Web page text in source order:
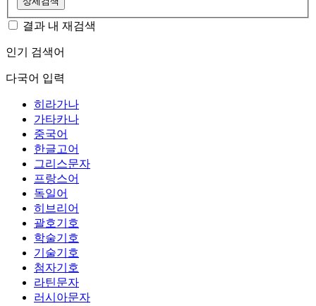
결과 내 재검색
인기 검색어
다국어 입력
히라가나
가타카나
중국어
한글고어
그리스문자
프랑스어
독일어
히브리어
괄호기호
학술기호
기술기호
첨자기호
라틴문자
러시아문자